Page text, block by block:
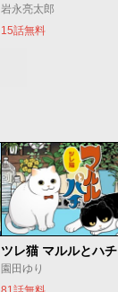
岩永亮太郎
15話無料
ツレ猫 マルルとハチ
園田ゆり